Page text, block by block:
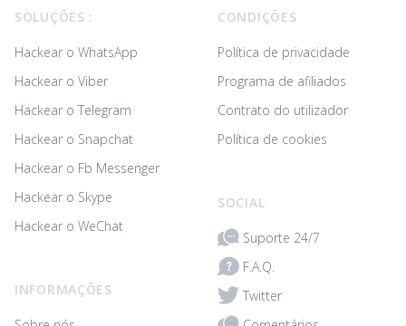
SOLUÇÕES :
Hackear o WhatsApp
Hackear o Viber
Hackear o Telegram
Hackear o Snapchat
Hackear o Fb Messenger
Hackear o Skype
Hackear o WeChat
INFORMAÇÕES
CONDIÇÕES
Política de privacidade
Programa de afiliados
Contrato do utilizador
Política de cookies
SOCIAL
Suporte 24/7
F.A.Q.
Twitter